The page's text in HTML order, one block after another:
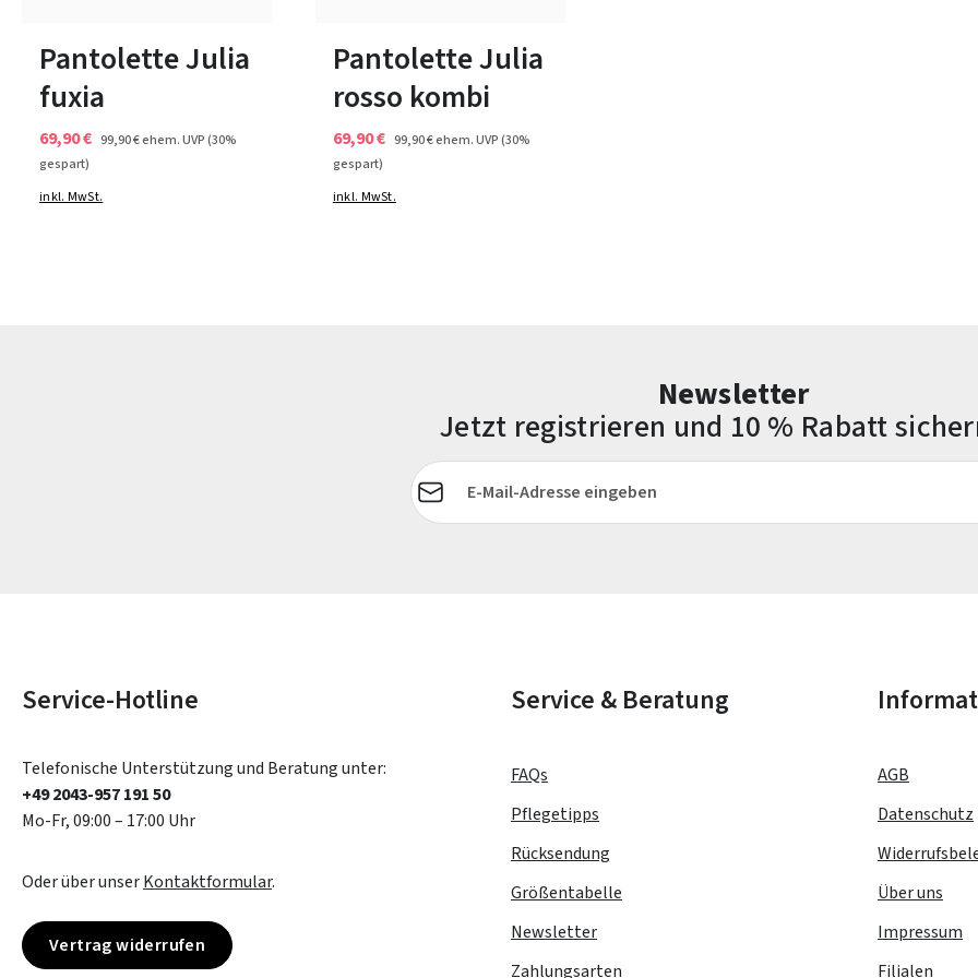
Pantolette Julia
fuxia
69,90 € 99,90 €ehem. UVP(30%
gespart)
inkl. MwSt.
Pantolette Julia
rosso kombi
69,90 € 99,90 €ehem. UVP(30%
gespart)
inkl. MwSt.
Newsletter
Jetzt registrieren und 10 % Rabatt
E-Mail-Adresse*
Service-Hotline
Telefonische Unterstützung und Beratung unter:
+49 2043-957 191 50
Mo-Fr, 09:00 – 17:00 Uhr
Oder über unserKontaktformular.
Vertrag widerrufen
Service & Beratung
FAQs
Pflegetipps
Rücksendung
Größentabelle
Newsletter
Zahlungsarten
AGB
Datenschutz
Über uns
Impressum
Filialen